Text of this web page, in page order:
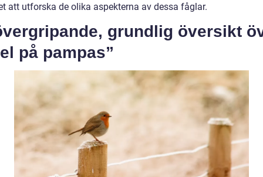
att utforska de olika aspekterna av dessa fåglar.
grundlig översikt
på pampas”